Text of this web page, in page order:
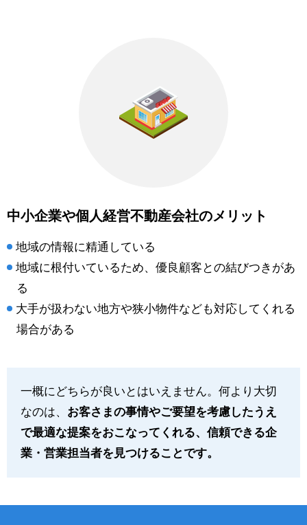
中小企業や個人経営不動産会社のメリット
地域の情報に精通している
地域に根付いているため、優良顧客との結びつきがあ
る
大手が扱わない地方や狭小物件なども対応してくれる
場合がある
一概にどちらが良いとはいえません。何より大切
なのは、 お客さまの事情やご要望を考慮したうえ
で最適な提案をおこなってくれる、信頼できる企
業・営業担当者を見つけることです。